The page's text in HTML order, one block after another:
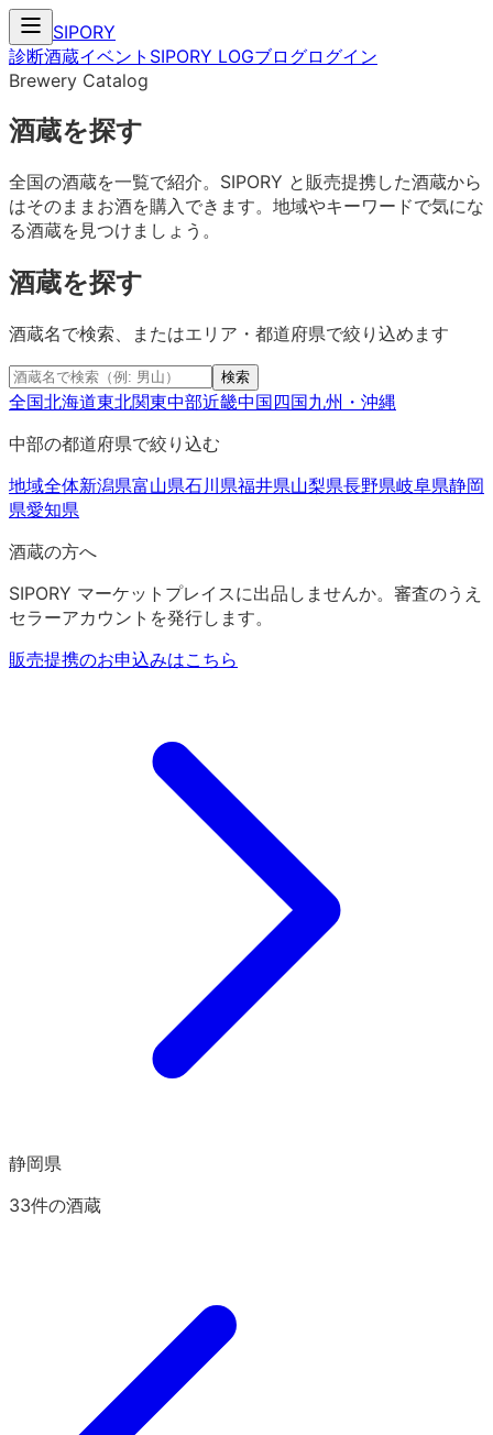
SIPORY
診断酒蔵イベント SIPORY LOGブログログイン
Brewery Catalog
酒蔵を探す
全国の酒蔵を一覧で紹介。SIPORY と販売提携した酒蔵から
はそのままお酒を購入できます。地域やキーワードで気にな
る酒蔵を見つけましょう。
酒蔵を探す
酒蔵名で検索、またはエリア・都道府県で絞り込めます
検索
全国北海道東北関東中部近畿中国四国九州・沖縄
中部の都道府県で絞り込む
地域全体新潟県富山県石川県福井県山梨県長野県岐阜県静岡
県愛知県
酒蔵の方へ
SIPORY マーケットプレイスに出品しませんか。審査のうえ
セラーアカウントを発行します。
販売提携のお申込みはこちら
静岡県
33件の酒蔵